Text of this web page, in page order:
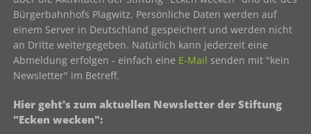
Bürgerbahnhofs Plagwitz. Persönliche Daten werden auf
einem Server in Deutschland gespeichert und werden nicht
an Dritte weitergegeben. Natürlich kann jederzeit eine
Abmeldung erfolgen - einfach eine E-Mail senden mit "kein
Newsletter" im Betreff.
Hier geht's zum aktuellen Newsletter der Stiftung
"Ecken wecken":